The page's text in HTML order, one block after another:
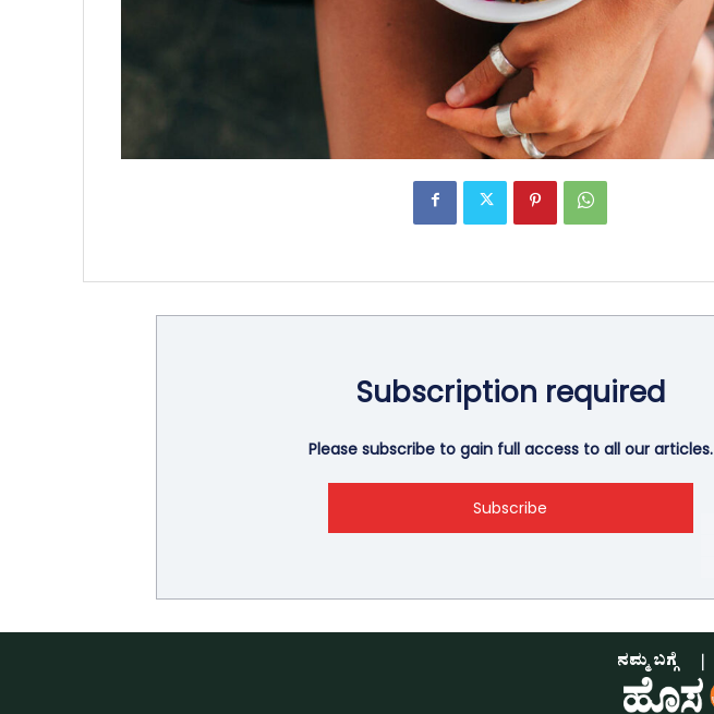
Subscription required
Please subscribe to gain full access to all our articles.
Subscribe
ನಮ್ಮ ಬಗ್ಗೆ